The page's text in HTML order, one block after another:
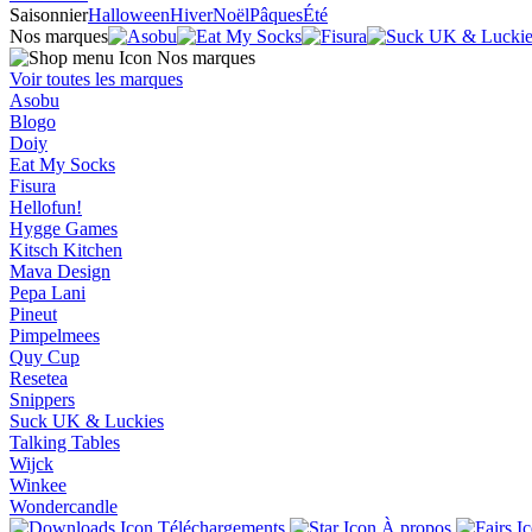
SaisonnierHalloweenHiverNoëlPâquesÉté
Nos marques
Nos marques
Voir toutes les marques
Asobu
Blogo
Doiy
Eat My Socks
Fisura
Hellofun!
Hygge Games
Kitsch Kitchen
Mava Design
Pepa Lani
Pineut
Pimpelmees
Quy Cup
Resetea
Snippers
Suck UK & Luckies
Talking Tables
Wijck
Winkee
Wondercandle